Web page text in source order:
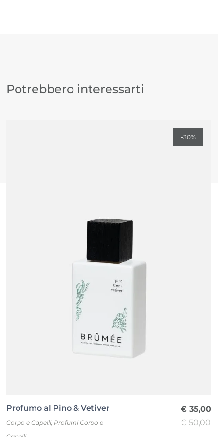
Potrebbero interessarti
-30%
Profumo al Pino & Vetiver
Corpo e Capelli Profumi Corpo e
€50,00
€ 35,00